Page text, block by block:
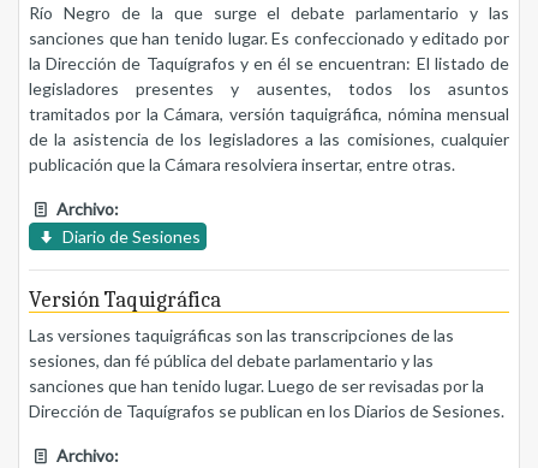
Río Negro de la que surge el debate parlamentario y las
sanciones que han tenido lugar. Es confeccionado y editado por
la Dirección de Taquígrafos y en él se encuentran: El listado de
legisladores presentes y ausentes, todos los asuntos
tramitados por la Cámara, versión taquigráfica, nómina mensual
de la asistencia de los legisladores a las comisiones, cualquier
publicación que la Cámara resolviera insertar, entre otras.
Archivo:
Diario de Sesiones
Versión Taquigráfica
Las versiones taquigráficas son las transcripciones de las
sesiones, dan fé pública del debate parlamentario y las
sanciones que han tenido lugar. Luego de ser revisadas por la
Dirección de Taquígrafos se publican en los Diarios de Sesiones.
Archivo: